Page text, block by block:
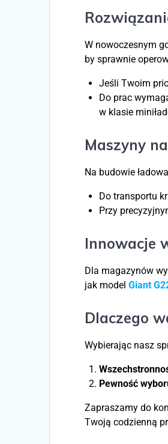
W nowoczesnym
by sprawnie
Jeśli Twoim
Do prac
w klasie
Maszyny
Na budowie
Do transportu
Przy
Innowacje
Dla magazynów
jak model Giant
Dlaczego
Wybierając nasz
Pewność
Zapraszamy do
Twoją codzienną